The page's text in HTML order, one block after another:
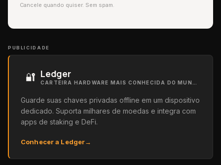
Cancele quando quiser. Sem spam.
PUBLICIDADE
🔐 Ledger
Guarde suas chaves privadas offline em um dispositivo
dedicado. Suporta milhares de moedas e integra com
apps de staking e DeFi.
Conhecer a Ledger→